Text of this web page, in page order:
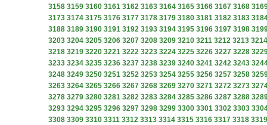
3158 3159 3160 3161 3162 3163 3164 3165 3166 3167 3168
3173 3174 3175 3176 3177 3178 3179 3180 3181 3182 3183
3188 3189 3190 3191 3192 3193 3194 3195 3196 3197 3198
3203 3204 3205 3206 3207 3208 3209 3210 3211 3212 3213 3214
3218 3219 3220 3221 3222 3223 3224 3225 3226 3227 3228
3233 3234 3235 3236 3237 3238 3239 3240 3241 3242 3243
3248 3249 3250 3251 3252 3253 3254 3255 3256 3257 3258
3263 3264 3265 3266 3267 3268 3269 3270 3271 3272 3273
3278 3279 3280 3281 3282 3283 3284 3285 3286 3287 3288
3293 3294 3295 3296 3297 3298 3299 3300 3301 3302 3303
3308 3309 3310 3311 3312 3313 3314 3315 3316 3317 3318 3319